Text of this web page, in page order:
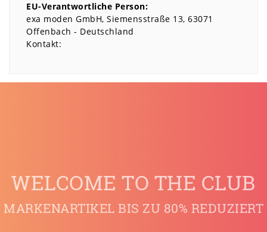
EU-Verantwortliche Person:
exa moden GmbH Siemensstraße 13 63071
Offenbach
Deutschland
Kontakt:
WELCOME TO THE CLUB
MARKENARTIKEL BIS ZU 80% REDUZIERT